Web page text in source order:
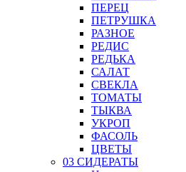
ПЕРЕЦ
ПЕТРУШКА
РАЗНОЕ
РЕДИС
РЕДЬКА
САЛАТ
СВЕКЛА
ТОМАТЫ
ТЫКВА
УКРОП
ФАСОЛЬ
ЦВЕТЫ
03 СИДЕРАТЫ